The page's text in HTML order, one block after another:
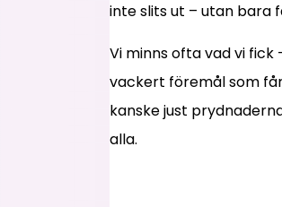
inte slits ut – utan bara
Vi minns ofta vad vi fick
vackert föremål som
kanske just
alla.